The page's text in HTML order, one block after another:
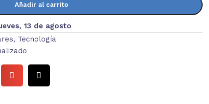
Añadir al carrito
13 de agosto
, Tecnología